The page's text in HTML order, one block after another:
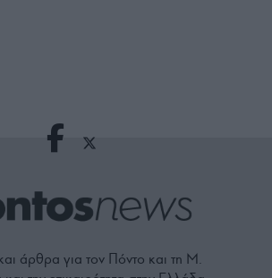
άρθρα για τον Πόντο και τη Μ.